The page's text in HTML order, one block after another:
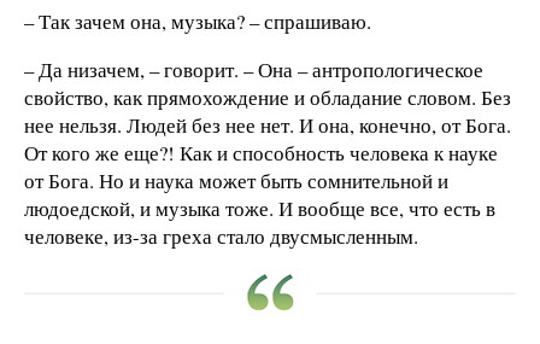
– Так зачем она, музыка? – спрашиваю.
– Да низачем, – говорит. – Она – антропологическое
свойство, как прямохождение и обладание словом. Без
нее нельзя. Людей без нее нет. И она, конечно, от Бога.
От кого же еще?! Как и способность человека к науке
от Бога. Но и наука может быть сомнительной и
людоедской, и музыка тоже. И вообще все, что есть в
человеке, из-за греха стало двусмысленным.